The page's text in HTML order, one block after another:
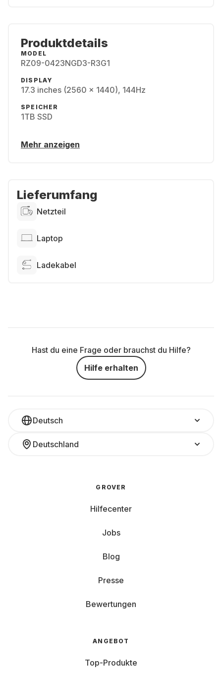
Produktdetails
MODEL
RZ09-0423NGD3-R3G1
DISPLAY
17.3 inches (2560 x 1440), 144Hz
SPEICHER
1TB SSD
Mehr anzeigen
Lieferumfang
Netzteil
Laptop
Ladekabel
Hast du eine Frage oder brauchst du Hilfe?
Hilfe erhalten
Deutsch
Deutschland
GROVER
Hilfecenter
Jobs
Blog
Presse
Bewertungen
ANGEBOT
Top-Produkte